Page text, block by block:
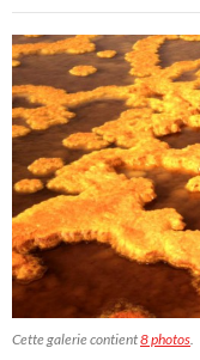
Cette galerie contient8 photos.